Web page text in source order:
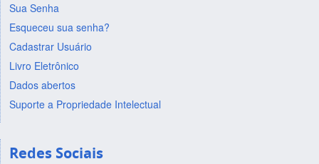
Sua Senha
Esqueceu sua senha?
Cadastrar Usuário
Livro Eletrônico
Dados abertos
Suporte a Propriedade Intelectual
Redes Sociais